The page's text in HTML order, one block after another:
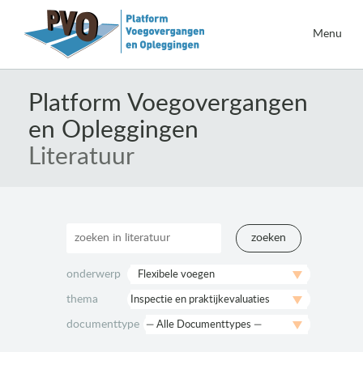
Menu
springen
Platform Voegovergangen
en Opleggingen
Literatuur
zoeken
onderwerp
thema
documenttype